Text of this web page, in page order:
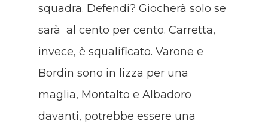
squadra. Defendi? Giocherà solo se
sarà al cento per cento. Carretta,
invece, è squalificato. Varone e
Bordin sono in lizza per una
maglia, Montalto e Albadoro
davanti, potrebbe essere una